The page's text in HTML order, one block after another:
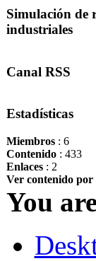
Simulación de
industriales
Canal RSS
Estadísticas
Miembros: 6
Contenido: 433
Enlaces: 2
Ver contenido por
You